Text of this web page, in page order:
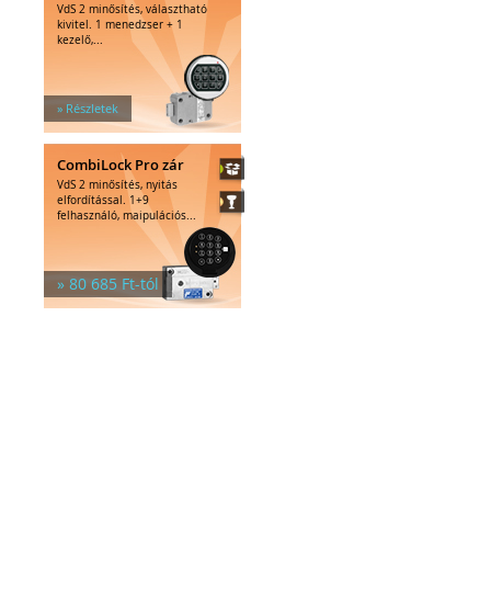
VdS 2 minősítés, választható
kivitel. 1 menedzser + 1
kezelő,...
» Részletek
CombiLock Pro zár
VdS 2 minősítés, nyitás
elfordítással. 1+9
felhasználó, maipulációs...
» 80 685 Ft-tól